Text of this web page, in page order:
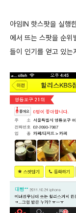
아임IN 핫스팟을 실행
에서 뜨는 스팟을 순
들이 인기를 얻고 있는